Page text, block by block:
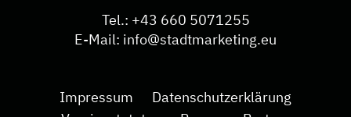
Tel.: +43 660 5071255
E-Mail: info@stadtmarketing.eu
Impressum
Datenschutzerklärung